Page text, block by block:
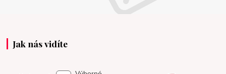
Jak nás vidíte